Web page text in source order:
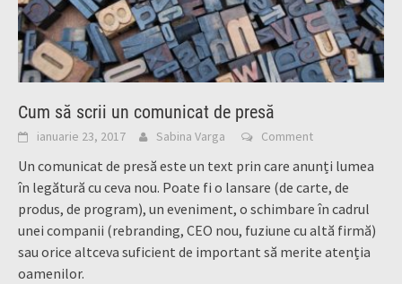
Cum să scrii un comunicat de presă
ianuarie 23, 2017 Sabina Varga Comment
Un comunicat de presă este un text prin care anunți lumea
în legătură cu ceva nou. Poate fi o lansare (de carte, de
produs, de program), un eveniment, o schimbare în cadrul
unei companii (rebranding, CEO nou, fuziune cu altă firmă)
sau orice altceva suficient de important să merite atenția
oamenilor.